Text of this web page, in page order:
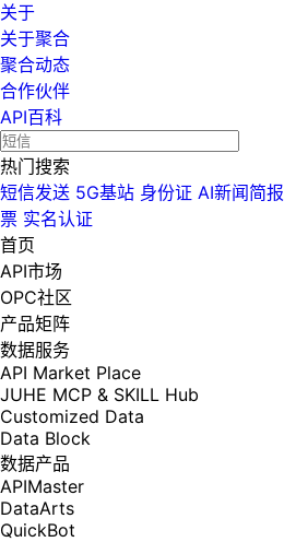
关于
关于聚合
聚合动态
合作伙伴
API百科
热门搜索
短信发送 5G基站 身份证 AI新闻简报
票 实名认证
首页
API市场
OPC社区
产品矩阵
数据服务
API Market Place
JUHE MCP & SKILL Hub
Customized Data
Data Block
数据产品
APIMaster
DataArts
QuickBot